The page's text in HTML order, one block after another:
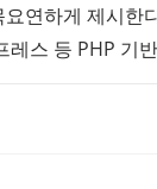
연하게 제시한
레스 등 PHP 기